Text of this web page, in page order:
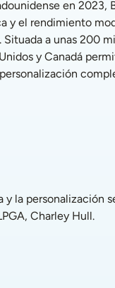
el rendimiento
a unas 200
y Canadá
Charley Hull.